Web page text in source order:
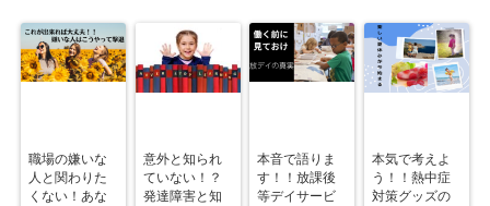
職場の嫌いな
人と関わりた
くない！あな
意外と知られ
ていない！？
発達障害と知
本音で語りま
す！！放課後
等デイサービ
本気で考えよ
う！！熱中症
対策グッズの